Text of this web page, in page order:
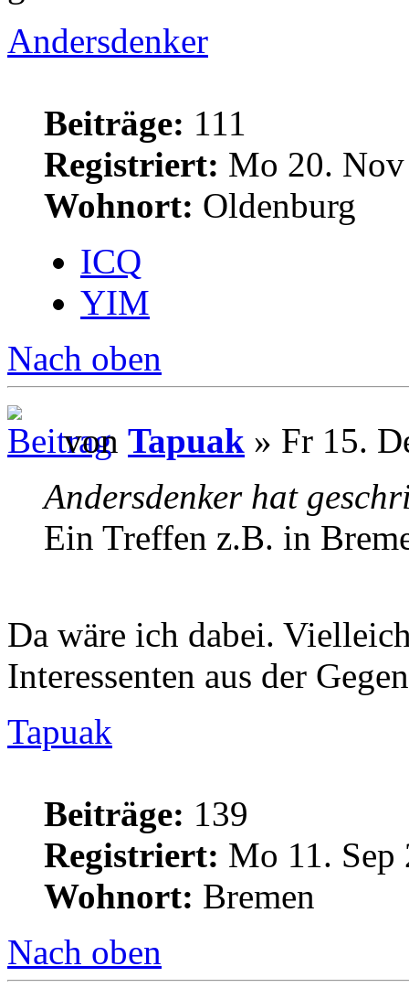
Andersdenker
Beiträge: 111
Registriert: Mo 20.
Wohnort: Oldenburg
ICQ
YIM
Nach oben
von Tapuak » Fr 15.
Andersdenker hat
Ein Treffen z.B. in
Da wäre ich dabei.
Interessenten aus der
Tapuak
Beiträge: 139
Registriert: Mo 11. Sep
Wohnort: Bremen
Nach oben